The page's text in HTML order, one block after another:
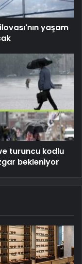
yaşam
turuncu kodlu
bekleniyor